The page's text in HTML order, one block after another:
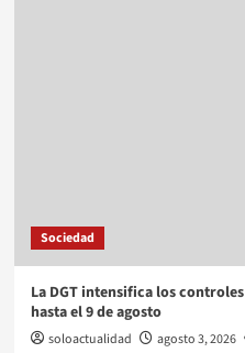
Sociedad
La DGT intensifica los
hasta el 9 de agosto
soloactualidad agosto 3, 2026